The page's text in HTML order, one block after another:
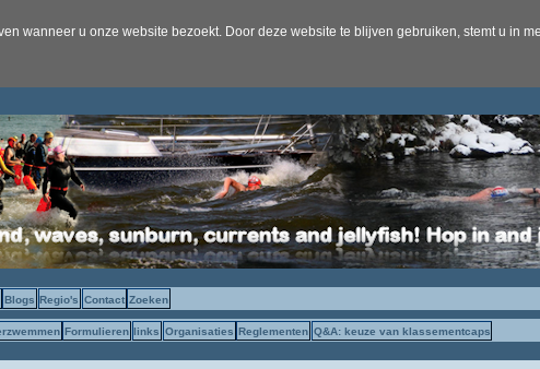
wanneer u onze website bezoekt. Door deze website te blijven gebruiken, stemt u in
Blogs Regio's Contact Zoeken
Formulieren links Organisaties Reglementen Q&A: keuze van klassementcaps